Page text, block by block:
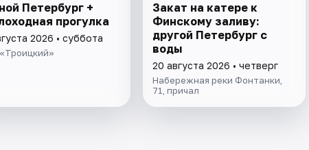
Петербург +
прогулка
2026 • суббота
Закат на катере к
Финскому заливу:
другой Петербург с
воды
20 августа 2026 • четверг
Набережная реки Фонтанки,
71, причал